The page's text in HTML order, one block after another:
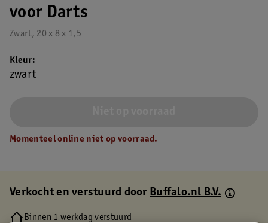
voor Darts
Zwart, 20 x 8 x 1,5
Kleur
zwart
Momenteel online niet op voorraad.
Verkocht en verstuurd doorBuffalo.nl B.V.
Binnen 1 werkdag verstuurd